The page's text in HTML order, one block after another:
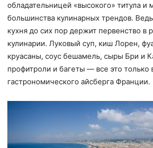
обладательницей «высокого» титула и
большинства кулинарных трендов.
кухня до сих пор держит первенство в
кулинарии. Луковый суп, киш Лорен,
круасаны, соус бешамель, сыры Бри и
профитроли и багеты — все это только
гастрономического айсберга Франции.